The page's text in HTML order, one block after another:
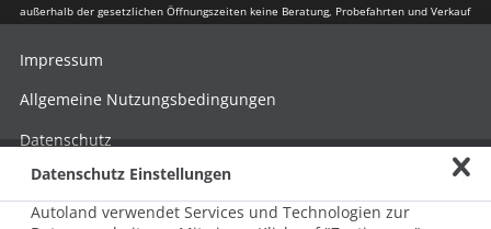
außerhalb der gesetzlichen Öffnungszeiten keine Beratung, Probefahrten und Verkauf
Impressum
Allgemeine Nutzungsbedingungen
Datenschutz
Hinweisgebersystem nach HinSchG
Beschwerde nach LkSG
Datenschutz Einstellungen
Autoland verwendet Services und Technologien zur